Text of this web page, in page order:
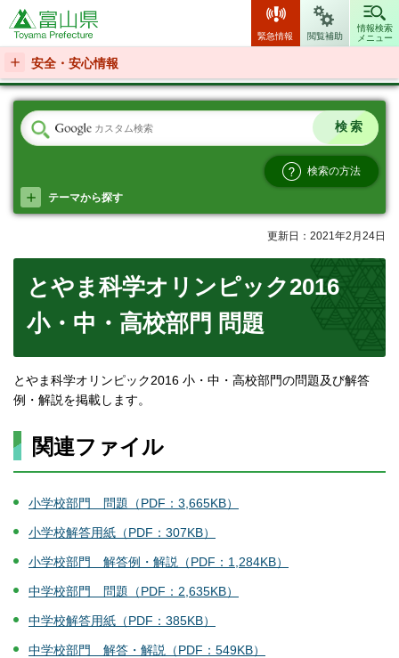
富山県
緊急情報 閲覧補助
情報検索
メニュー
安全・安心情報
検索の方法
テーマから探す
更新日：2021年2月24日
とやま科学オリンピック2016
小・中・高校部門 問題
とやま科学オリンピック2016 小・中・高校部門の問題及び解答
例・解説を掲載します。
関連ファイル
小学校部門 問題（PDF：3,665KB）
小学校解答用紙（PDF：307KB）
小学校部門 解答例・解説（PDF：1,284KB）
中学校部門 問題（PDF：2,635KB）
中学校解答用紙（PDF：385KB）
中学校部門 解答・解説（PDF：549KB）